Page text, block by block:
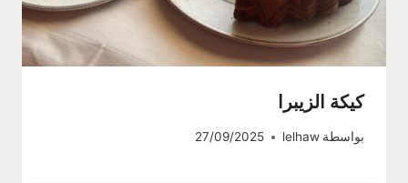
كيكة الزيبرا
بواسطة lelhaw
27/09/2025